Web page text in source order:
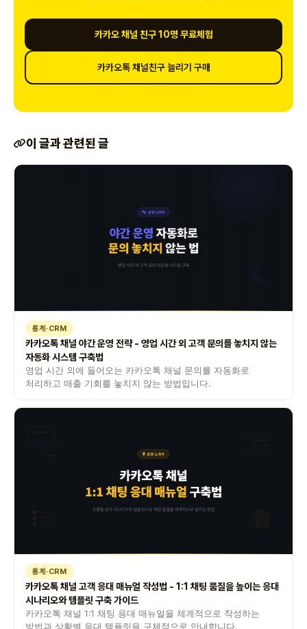
카카오 채널 친구 10명 무료체험
카카오톡 채널친구 늘리기 구매
이 글과 관련된 글
통계·CRM
카카오톡 채널 야간 운영 전략 - 영업 시간 외 고객 문의를 놓치지 않는
자동화 시스템 구축법
영업 시간 외에 들어오는 카카오톡 채널 문의를 자동화로
처리하고 매출 기회를 놓치지 않는 방법입니다.
통계·CRM
카카오톡 채널 고객 응대 매뉴얼 작성법 - 1:1 채팅 품질을 높이는 응대
시나리오와 템플릿 구축 가이드
카카오톡 채널 1:1 채팅 응대 매뉴얼을 체계적으로 작성하는
방법과 상황별 응대 템플릿을 구체적으로 안내합니다.